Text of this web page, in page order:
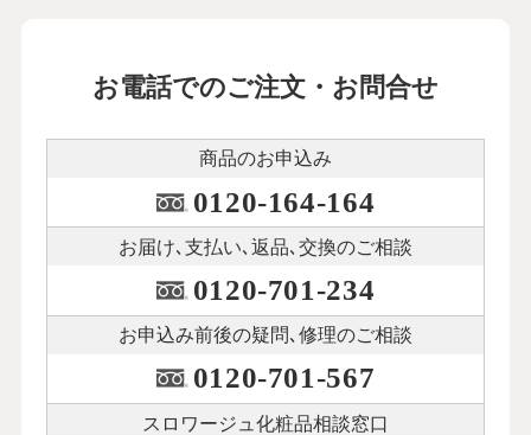
お電話でのご注文・お問合せ
商品のお申込み
0120-164-164
お届け､支払い､ 返品､交換のご相談
0120-701-234
お申込み前後の疑問､修理のご相談
0120-701-567
スロワージュ化粧品相談窓口